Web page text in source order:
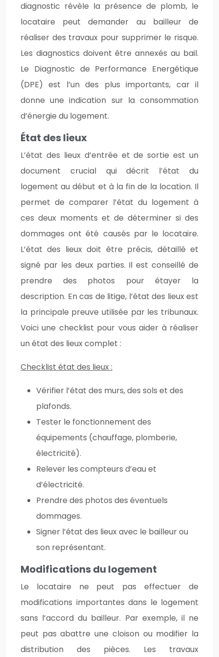
diagnostic révèle la présence de plomb, le
locataire peut demander au bailleur de
réaliser des travaux pour supprimer le risque.
Les diagnostics doivent être annexés au bail.
Le Diagnostic de Performance Energétique
(DPE) est l’un des plus importants, car il
donne une indication sur la consommation
d’énergie du logement.
État des lieux
L’état des lieux d’entrée et de sortie est un
document crucial qui décrit l’état du
logement au début et à la fin de la location. Il
permet de comparer l’état du logement à
ces deux moments et de déterminer si des
dommages ont été causés par le locataire.
L’état des lieux doit être précis, détaillé et
signé par les deux parties. Il est conseillé de
prendre des photos pour étayer la
description. En cas de litige, l’état des lieux est
la principale preuve utilisée par les tribunaux.
Voici une checklist pour vous aider à réaliser
un état des lieux complet :
Checklist état des lieux :
Vérifier l’état des murs, des sols et des
plafonds.
Tester le fonctionnement des
équipements (chauffage, plomberie,
électricité).
Relever les compteurs d’eau et
d’électricité.
Prendre des photos des éventuels
dommages.
Signer l’état des lieux avec le bailleur ou
son représentant.
Modifications du logement
Le locataire ne peut pas effectuer de
modifications importantes dans le logement
sans l’accord du bailleur. Par exemple, il ne
peut pas abattre une cloison ou modifier la
distribution des pièces. Les travaux